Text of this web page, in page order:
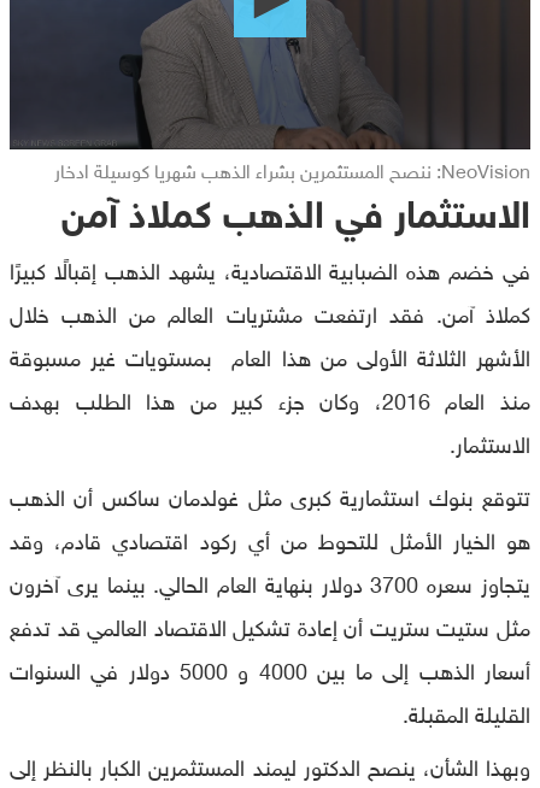
NeoVision: ننصح المستثمرين بشراء الذهب شهريا كوسيلة ادخار
الاستثمار في الذهب كملاذ آمن
في خضم هذه الضبابية الاقتصادية، يشهد الذهب إقبالًا كبيرًا
كملاذ آمن. فقد ارتفعت مشتريات العالم من الذهب خلال
الأشهر الثلاثة الأولى من هذا العام بمستويات غير مسبوقة
منذ العام 2016، وكان جزء كبير من هذا الطلب بهدف
الاستثمار.
تتوقع بنوك استثمارية كبرى مثل غولدمان ساكس أن الذهب
هو الخيار الأمثل للتحوط من أي ركود اقتصادي قادم، وقد
يتجاوز سعره 3700 دولار بنهاية العام الحالي. بينما يرى آخرون
مثل ستيت ستريت أن إعادة تشكيل الاقتصاد العالمي قد تدفع
أسعار الذهب إلى ما بين 4000 و 5000 دولار في السنوات
القليلة المقبلة.
وبهذا الشأن، ينصح الدكتور ليمند المستثمرين الكبار بالنظر إلى